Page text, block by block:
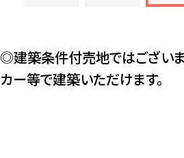
◎建築条件付売地ではござい
カー等で建築いただけます。